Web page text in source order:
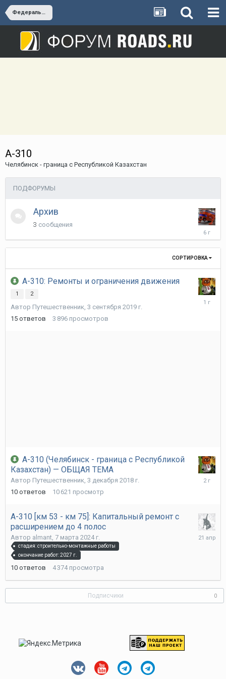
Федеральные трассы России
А-310
Челябинск - граница с Республикой Казахстан
ПОДФОРУМЫ
Архив
3 сообщения
31
октября
2019
г.
СОРТИРОВКА
А-310: Ремонты и ограничения движения
1 2
Автор Путешественник, 3 сентября 2019 г.
15 ответов 3 896 просмотров
А-310 (Челябинск - граница с Республикой
Казахстан) — ОБЩАЯ ТЕМА
Автор Путешественник, 3 декабря 2018 г.
10 ответов 10 621 просмотр
29
А-310 [км 53 - км 75]: Капитальный ремонт с
расширением до 4 полос
Автор almant, 7 марта 2024 г.
стадия: строительно-монтажные работы
окончание работ: 2027 г.
10 ответов 4 374 просмотра
21
Подписчики 0